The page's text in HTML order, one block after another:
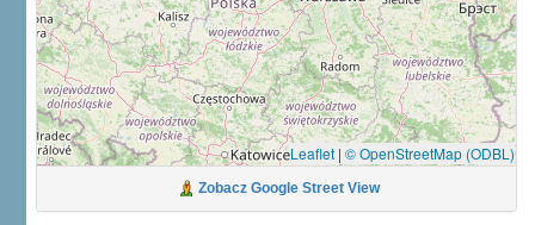
Leaflet | © OpenStreetMap (ODBL)
Zobacz Google Street View